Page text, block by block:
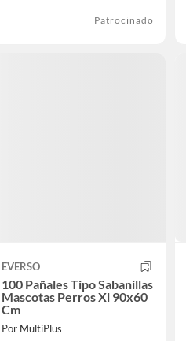
Patrocinado
EVERSO
100 Pañales Tipo Sabanillas
Mascotas Perros Xl 90x60
Cm
Por MultiPlus